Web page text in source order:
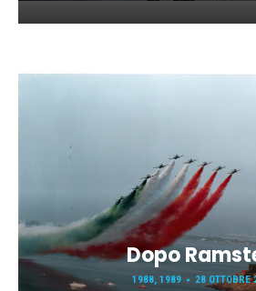
Dopo
1988, 1989 28 OTTOBRE